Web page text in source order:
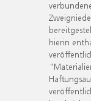
hierin